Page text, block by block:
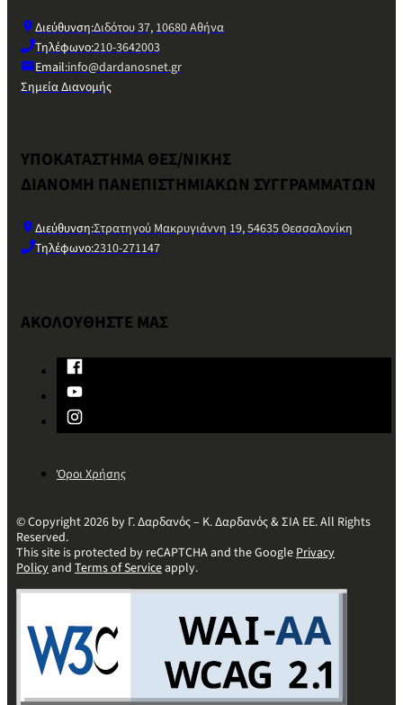
Διεύθυνση:Διδότου 37, 10680 Αθήνα
Τηλέφωνο:210-3642003
Email:info@dardanosnet.gr
Σημεία Διανομής
ΥΠΟΚΑΤΑΣΤΗΜΑ ΘΕΣ/ΝΙΚΗΣ
ΔΙΑΝΟΜΗ ΠΑΝΕΠΙΣΤΗΜΙΑΚΩΝ ΣΥΓΓΡΑΜΜΑΤΩΝ
Διεύθυνση:Στρατηγού Μακρυγιάννη 19, 54635 Θεσσαλονίκη
Τηλέφωνο:2310-271147
ΑΚΟΛΟΥΘΗΣΤΕ ΜΑΣ
Όροι Χρήσης
© Copyright 2026 by Γ. Δαρδανός – Κ. Δαρδανός & ΣΙΑ ΕΕ. All Rights
Reserved.
This site is protected by reCAPTCHA and the GooglePrivacy
Policyand Terms of Serviceapply.